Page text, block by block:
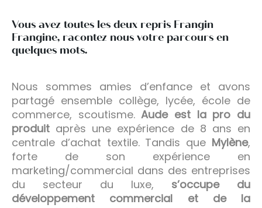
Vous avez toutes les deux repris Frangin
Frangine, racontez nous votre parcours en
quelques mots.
Nous sommes amies d’enfance et avons
partagé ensemble collège, lycée, école de
commerce, scoutisme.Aude est la pro du
produit après une expérience de 8 ans en
centrale d’achat textile. Tandis que Mylène,
forte de son expérience en
marketing/commercial dans des entreprises
du secteur du luxe, s’occupe du
développement commercial et de la